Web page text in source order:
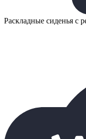
Раскладные сиденья с